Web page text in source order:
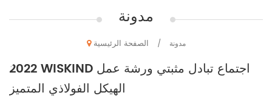
مدونة
الصفحة الرئيسية / مدونة
2022 WISKIND اجتماع تبادل مثبتي ورشة عمل
الهيكل الفولاذي المتميز